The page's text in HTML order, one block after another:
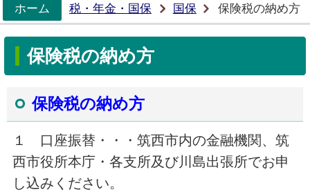
ホーム
税・年金・国保 国保 保険税の納め方
保険税の納め方
保険税の納め方
１ 口座振替・・・筑西市内の金融機関、筑
西市役所本庁・各支所及び川島出張所でお申
し込みください。